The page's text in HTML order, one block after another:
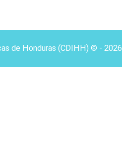
de Honduras (CDIHH) © - 2026